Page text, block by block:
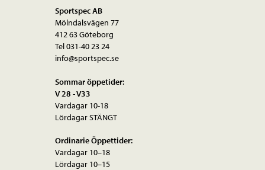
Sportspec AB
Mölndalsvägen 77
412 63 Göteborg
Tel 031-40 23 24
info@sportspec.se
Sommar öppetider:
V 28 - V33
Vardagar 10-18
Lördagar STÄNGT
Ordinarie Öppettider:
Vardagar 10–18
Lördagar 10–15